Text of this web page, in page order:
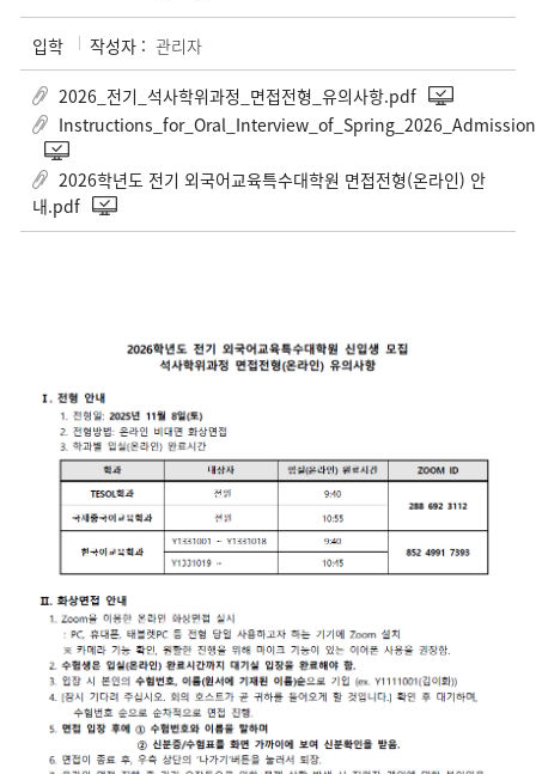
입학 작성자 : 관리자
2026_전기_석사학위과정_면접전형_유의사항.pdf
2026학년도 전기 외국어교육특수대학원 면접전형(온라인) 안
내.pdf